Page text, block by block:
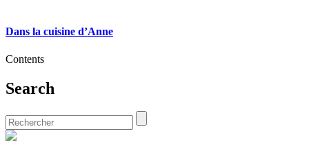
Dans la cuisine d’Anne
Contents
Search